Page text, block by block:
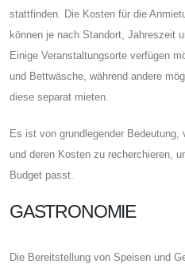
stattfinden. Die Kosten für die
können je nach Standort, Jahreszeit
Einige Veranstaltungsorte verfügen
und Bettwäsche, während andere
diese separat mieten.
Es ist von grundlegender
und deren Kosten zu recherchieren,
Budget passt.
GASTRONOMIE
Die Bereitstellung von Speisen und